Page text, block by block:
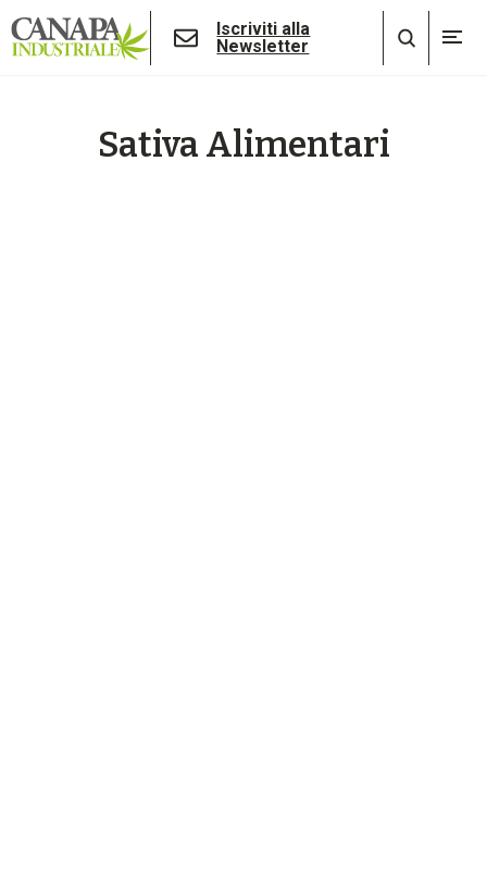
Iscriviti alla
Newsletter
Sativa Alimentari